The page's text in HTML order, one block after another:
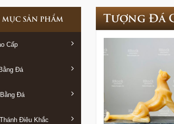
SẢN PHẨM
Cấp
Đá
Đá
Điêu Khắc
Tượng Đá